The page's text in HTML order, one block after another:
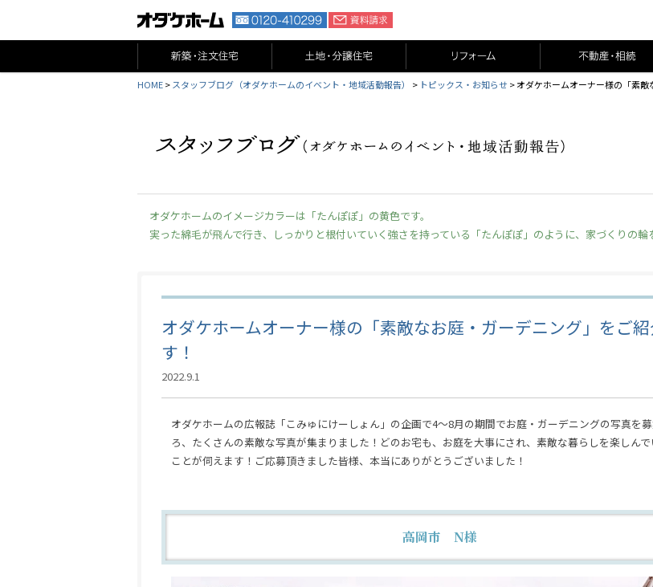
HOME> スタッフブログ（オダケホームのイベント・地域活動報告） > トピックス・お知らせ >オダケホームオーナー様の「素
オダケホームのイメージカラーは「たんぽぽ」の黄色です。
実った綿毛が飛んで行き、しっかりと根付いていく強さを持っている「たんぽぽ」のように、家づくりの輪
オダケホームオーナー様の「素敵なお庭・ガーデニング」をご
す！
2022.9.1
オダケホームの広報誌「こみゅにけーしょん」の企画で4～8月の期間でお庭・ガーデニングの写真を
ろ、たくさんの素敵な写真が集まりました！どのお宅も、お庭を大事にされ、素敵な暮らしを楽しん
ことが伺えます！ご応募頂きました皆様、本当にありがとうございました！
高岡市 N様